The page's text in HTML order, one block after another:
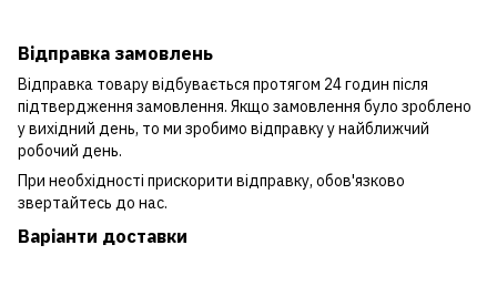
Відправка замовлень
Відправка товару відбувається протягом 24 годин після
підтвердження замовлення. Якщо замовлення було зроблено
у вихідний день, то ми зробимо відправку у найближчий
робочий день.
При необхідності прискорити відправку, обов'язково
звертайтесь до нас.
Варіанти доставки